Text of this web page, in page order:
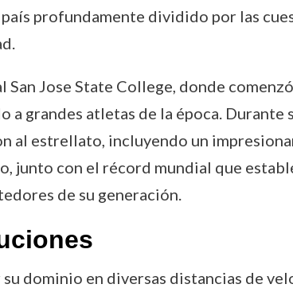
profundamente dividido por las
San Jose State College, donde
a grandes atletas de la época. Durante
al estrellato, incluyendo un
junto con el récord mundial que
de su generación.
dominio en diversas distancias de